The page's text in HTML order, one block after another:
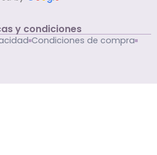
y condiciones
Condiciones de compra